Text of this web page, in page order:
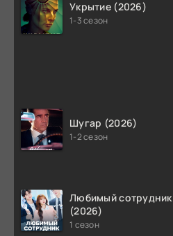
Укрытие (2026)
1-3 сезон
Шугар (2026)
1-2 сезон
Любимый сотрудник
(2026)
1 сезон